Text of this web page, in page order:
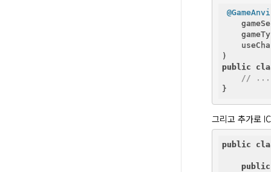
public
// ...
그리고 추가로
public
public